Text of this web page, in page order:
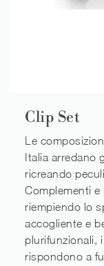
Clip Set
Le
Italia arredano
ricreando
Complementi
riempiendo lo
accogliente e
plurifunzionali,
rispondono a